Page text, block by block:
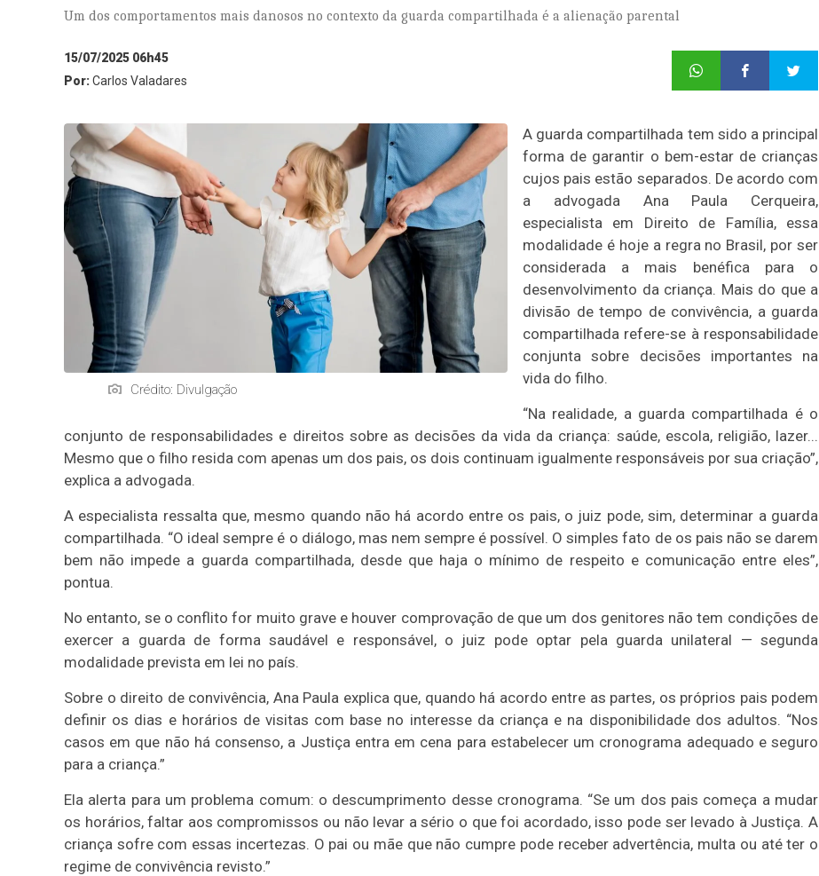
Um dos comportamentos mais danosos no contexto da guarda compartilhada é a alienação parental
15/07/2025 06h45
Por:Carlos Valadares
Crédito: Divulgação
A guarda compartilhada tem sido a principal
forma de garantir o bem-estar de crianças
cujos pais estão separados. De acordo com
a advogada Ana Paula Cerqueira,
especialista em Direito de Família, essa
modalidade é hoje a regra no Brasil, por ser
considerada a mais benéfica para o
desenvolvimento da criança. Mais do que a
divisão de tempo de convivência, a guarda
compartilhada refere-se à responsabilidade
conjunta sobre decisões importantes na
vida do filho.
“Na realidade, a guarda compartilhada é o
conjunto de responsabilidades e direitos sobre as decisões da vida da criança: saúde, escola, religião, lazer...
Mesmo que o filho resida com apenas um dos pais, os dois continuam igualmente responsáveis por sua criação”,
explica a advogada.
A especialista ressalta que, mesmo quando não há acordo entre os pais, o juiz pode, sim, determinar a guarda
compartilhada. “O ideal sempre é o diálogo, mas nem sempre é possível. O simples fato de os pais não se darem
bem não impede a guarda compartilhada, desde que haja o mínimo de respeito e comunicação entre eles”,
pontua.
No entanto, se o conflito for muito grave e houver comprovação de que um dos genitores não tem condições de
exercer a guarda de forma saudável e responsável, o juiz pode optar pela guarda unilateral — segunda
modalidade prevista em lei no país.
Sobre o direito de convivência, Ana Paula explica que, quando há acordo entre as partes, os próprios pais podem
definir os dias e horários de visitas com base no interesse da criança e na disponibilidade dos adultos. “Nos
casos em que não há consenso, a Justiça entra em cena para estabelecer um cronograma adequado e seguro
para a criança.”
Ela alerta para um problema comum: o descumprimento desse cronograma. “Se um dos pais começa a mudar
os horários, faltar aos compromissos ou não levar a sério o que foi acordado, isso pode ser levado à Justiça. A
criança sofre com essas incertezas. O pai ou mãe que não cumpre pode receber advertência, multa ou até ter o
regime de convivência revisto.”